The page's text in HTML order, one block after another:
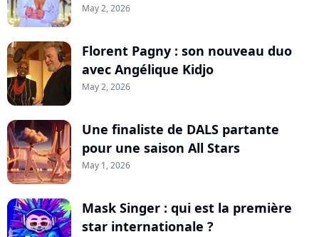
May 2, 2026
Florent Pagny : son nouveau duo
avec Angélique Kidjo
May 2, 2026
Une finaliste de DALS partante
pour une saison All Stars
May 1, 2026
Mask Singer : qui est la première
star internationale ?